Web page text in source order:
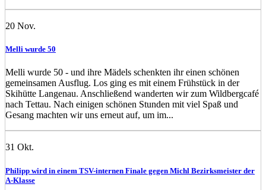
20 Nov.
Melli wurde 50
Melli wurde 50 - und ihre Mädels schenkten ihr einen schönen
gemeinsamen Ausflug. Los ging es mit einem Frühstück in der
Skihütte Langenau. Anschließend wanderten wir zum Wildbergcafé
nach Tettau. Nach einigen schönen Stunden mit viel Spaß und
Gesang machten wir uns erneut auf, um im...
31 Okt.
Philipp wird in einem TSV-internen Finale gegen Michl Bezirksmeister der
A-Klasse